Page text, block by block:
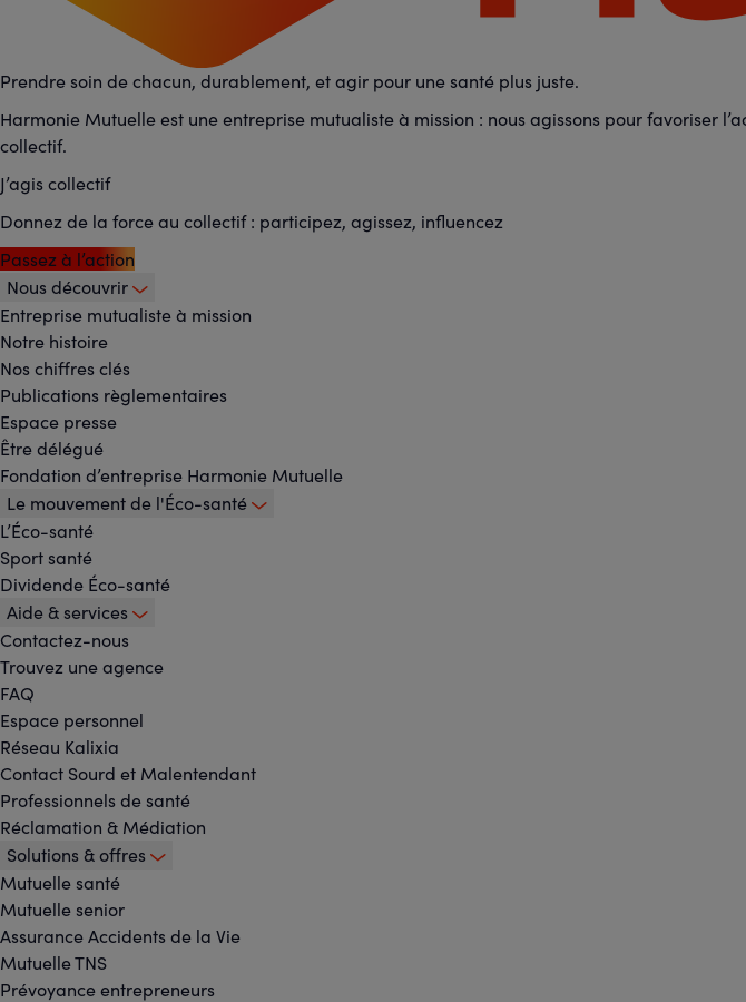
Prendre soin de chacun, durablement, et agir pour une santé plus juste.
Harmonie Mutuelle est une entreprise mutualiste à mission : nous agissons pour favoriser
collectif.
J’agis collectif
Donnez de la force au collectif : participez, agissez, influencez
Passez à l’action
Footer
-
Menu
principal
Nous découvrir
Entreprise mutualiste à mission
Notre histoire
Nos chiffres clés
Publications règlementaires
Espace presse
Être délégué
Fondation d’entreprise Harmonie Mutuelle
Le mouvement de l'Éco-santé
L’Éco-santé
Sport santé
Dividende Éco-santé
Aide & services
Contactez-nous
Trouvez une agence
FAQ
Espace personnel
Réseau Kalixia
Contact Sourd et Malentendant
Professionnels de santé
Réclamation & Médiation
Solutions & offres
Mutuelle santé
Mutuelle senior
Assurance Accidents de la Vie
Mutuelle TNS
Prévoyance entrepreneurs